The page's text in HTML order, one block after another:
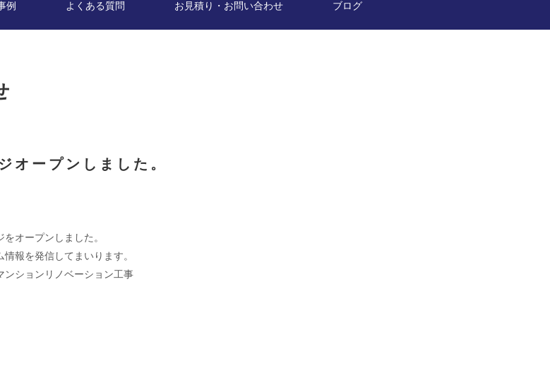
例 よくある質問 お見積り・お問い合わせ ブログ
オープンしました。
オープンしました。
報を発信してまいります。
ンションリノベーション工事